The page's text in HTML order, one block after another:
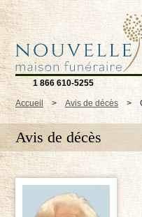
1 866 610-5255
Accueil > Avis de décès >
Avis de décès